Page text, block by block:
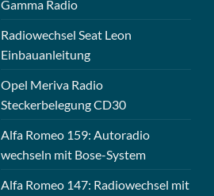
Gamma Radio
Radiowechsel Seat Leon
Einbauanleitung
Opel Meriva Radio
Steckerbelegung CD30
Alfa Romeo 159: Autoradio
wechseln mit Bose-System
Alfa Romeo 147: Radiowechsel mit